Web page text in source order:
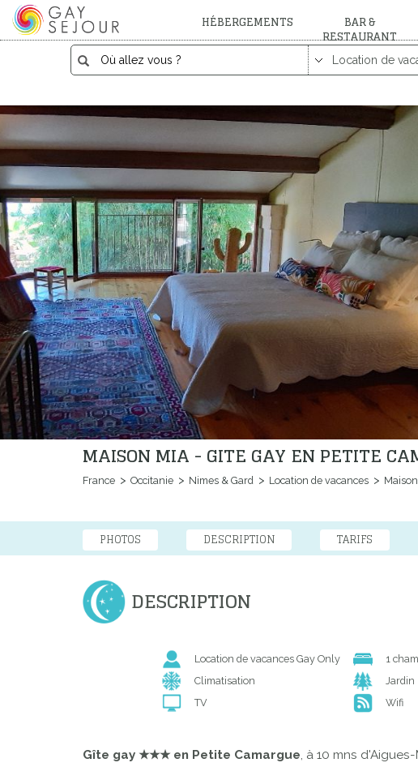
HÉBERGEMENTS BAR &
RESTAURANT
MAISON MIA - GITE GAY EN PETITE
France Occitanie Nimes & Gard Location de vacances
PHOTOS DESCRIPTION TARIFS
DESCRIPTION
Location de vacances Gay Only 1
Climatisation
Jardin
TV
Wifi
Gîte gay ★★★en Petite Camargue, à 10 mns